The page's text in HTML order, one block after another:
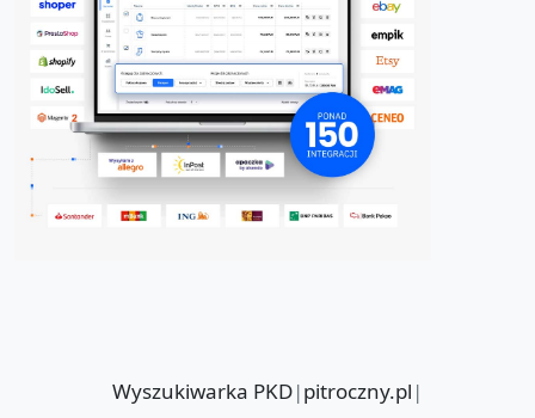
Wyszukiwarka PKD|pitroczny.pl |